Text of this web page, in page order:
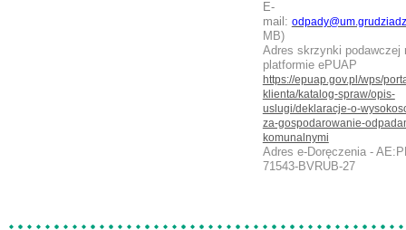
E-
mail:
MB)
Adres skrzynki podawczej
platformie ePUAP
https://epuap.gov.pl/wps/
klienta/katalog-spraw/opis-
uslugi/deklaracje-o-
za-gospodarowanie-
komunalnymi
Adres e-Doręczenia -
71543-BVRUB-27